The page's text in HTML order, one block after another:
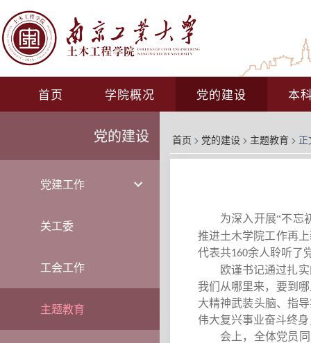
首页 学院概况 党的建设 本
党的建设
党建工作
关工委
工会工作
主题教育
首页 > 党的建设 > 主题教育 > 正
为深入开展“不忘
推进土木学院工作再
代表共160余人聆听了
欧谨书记通过扎
我们从哪里来，要到
大精神武装头脑、指
伟大复兴事业奋斗终
会上，全体党员